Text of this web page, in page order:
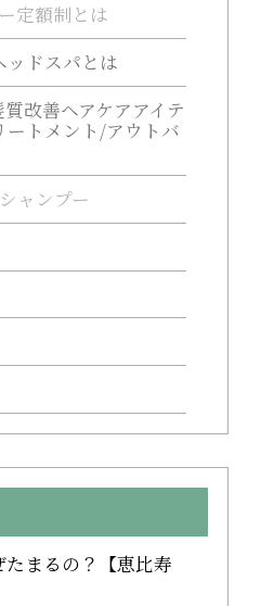
定額制とは
ドスパとは
改善ヘアケアアイテ
ートメント/アウトバ
ャンプー
まるの？【恵比寿